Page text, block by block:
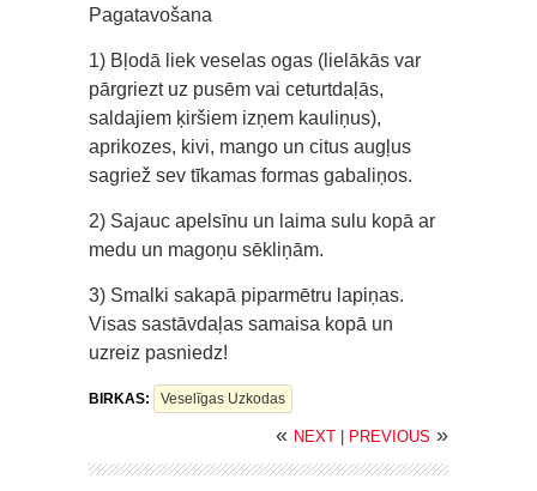
Pagatavošana
1) Bļodā liek veselas ogas (lielākās var
pārgriezt uz pusēm vai ceturtdaļās,
saldajiem ķiršiem izņem kauliņus),
aprikozes, kivi, mango un citus augļus
sagriež sev tīkamas formas gabaliņos.
2) Sajauc apelsīnu un laima sulu kopā ar
medu un magoņu sēkliņām.
3) Smalki sakapā piparmētru lapiņas.
Visas sastāvdaļas samaisa kopā un
uzreiz pasniedz!
BIRKAS: Veselīgas Uzkodas
« NEXT PREVIOUS »